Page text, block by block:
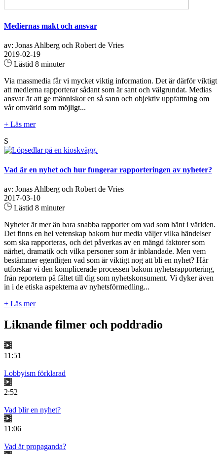
Mediernas makt och ansvar
av: Jonas Ahlberg och Robert de Vries
2019-02-19
Lästid 8 minuter
Via massmedia får vi mycket viktig information. Det är därför viktigt
att medierna rapporterar sådant som är sant och välgrundat. Medias
ansvar är att ge människor en så sann och objektiv uppfattning om
vår omvärld som möjligt...
+ Läs mer
S
Vad är en nyhet och hur fungerar rapporteringen av nyheter?
av: Jonas Ahlberg och Robert de Vries
2017-03-10
Lästid 8 minuter
Nyheter är mer än bara snabba rapporter om vad som hänt i världen.
Det finns en hel vetenskap bakom hur media väljer vilka händelser
som ska rapporteras, och det påverkas av en mängd faktorer som
närhet, dramatik och vilka personer som är inblandade. Men vem
bestämmer egentligen vad som är viktigt nog att bli en nyhet? Här
utforskar vi den komplicerade processen bakom nyhetsrapportering,
från reportern på fältet till dig som nyhetskonsument. Vi dyker även
in i de etiska aspekterna av nyhetsförmedling...
+ Läs mer
Liknande filmer och poddradio
11:51
Lobbyism förklarad
2:52
Vad blir en nyhet?
11:06
Vad är propaganda?